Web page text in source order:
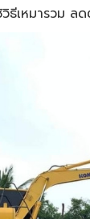
วิธีเหมารวม ล